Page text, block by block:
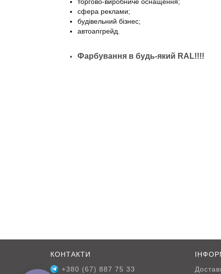
сфера реклами;
будівельний бізнес;
автоапгрейд.
Фарбування в будь-який RAL!!!!
КОНТАКТИ
+380 (67) 887 75 33